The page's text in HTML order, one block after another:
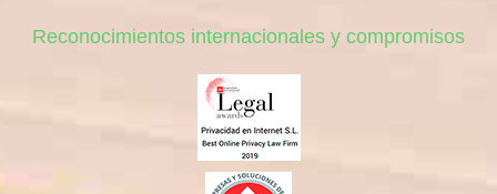
Reconocimientos internacionales y compromisos